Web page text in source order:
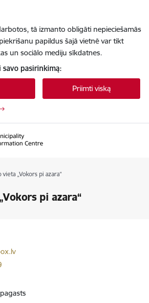
tā izmanto obligāti nepieciešamās
papildus šajā vietnē var tikt
un sociālo mediju sīkdatnes.
pasirinkimą:
Priimti viską
vieta „Vokors pi azara“
pi azara“